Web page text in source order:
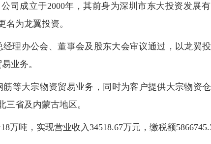
司成立于2000年，其前身为深圳市东大投资发展
名为龙翼投资。
经理办公会、董事会及股东大会审议通过，以龙翼
业务。
等大宗物资贸易业务，同时为客户提供大宗物资
省及内蒙古地区。
万吨，实现营业收入34518.67万元，缴税额